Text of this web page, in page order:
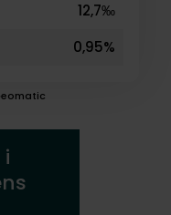
12,7‰
0,95%
i